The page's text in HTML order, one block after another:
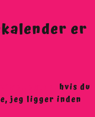
er
hvis du
jeg ligger inden